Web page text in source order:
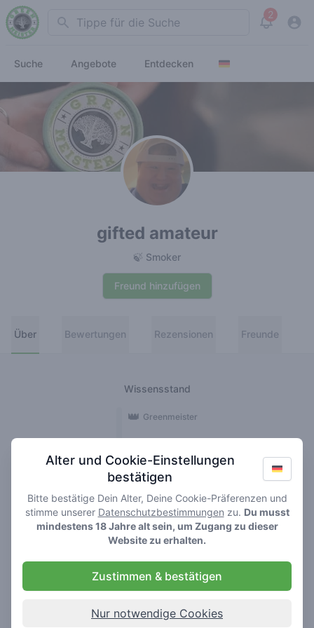
Search 2
View
Suche Angebote Entdecken
gifted amateur
🍃 Smoker
Freund hinzufügen
Über Bewertungen Rezensionen Freunde
Wissensstand
🍃 Smoker
🌱 Roller
🥦 Stoner
👑 Greenmeister
Rezensionen
Alter und Cookie-Einstellungen
bestätigen
Bitte bestätige Dein Alter, Deine Cookie-Präferenzen und
stimme unserer Datenschutzbestimmungen zu. Du musst
mindestens 18 Jahre alt sein, um Zugang zu dieser
Website zu erhalten.
Zustimmen & bestätigen
Nur notwendige Cookies